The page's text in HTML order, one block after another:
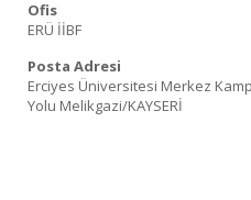
Ofis
ERÜ İİBF
Posta Adresi
Erciyes Üniversitesi Merkez
Yolu Melikgazi/KAYSERİ